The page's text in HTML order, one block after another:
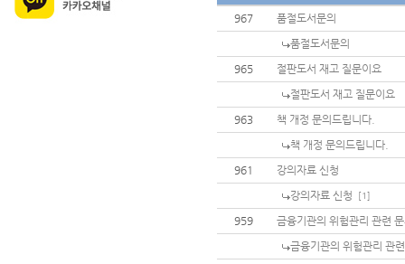
967
품절도서문의
품절도서문의
965
절판도서 재고 질문이요
절판도서 재고 질문이요
963
책 개정 문의드립니다.
책 개정 문의드립니다.
961
강의자료 신청
강의자료 신청 [1]
959
금융기관의 위험관리 관련
금융기관의 위험관리 관